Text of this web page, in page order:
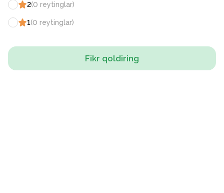
2(0 reytinglar)
1(0 reytinglar)
Fikr qoldiring